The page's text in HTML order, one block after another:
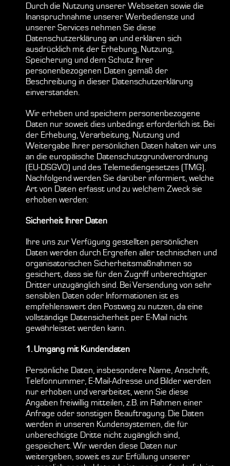
Durch die Nutzung unserer Webseiten sowie die
Inanspruchnahme unserer Werbedienste und
unserer Services nehmen Sie diese
Datenschutzerklärung an und erklären sich
ausdrücklich mit der Erhebung, Nutzung,
Speicherung und dem Schutz Ihrer
personenbezogenen Daten gemäß der
Beschreibung in dieser Datenschutzerklärung
einverstanden.
Wir erheben und speichern personenbezogene
Daten nur soweit dies unbedingt erforderlich ist. Bei
der Erhebung, Verarbeitung, Nutzung und
Weitergabe Ihrer persönlichen Daten halten wir uns
an die europäische Datenschutzgrundverordnung
(EU-DSGVO) und des Telemediengesetzes (TMG).
Nachfolgend werden Sie darüber informiert, welche
Art von Daten erfasst und zu welchem Zweck sie
erhoben werden:
Sicherheit Ihrer Daten
Ihre uns zur Verfügung gestellten persönlichen
Daten werden durch Ergreifen aller technischen und
organisatorischen Sicherheitsmaßnahmen so
gesichert, dass sie für den Zugriff unberechtigter
Dritter unzugänglich sind. Bei Versendung von sehr
sensiblen Daten oder Informationen ist es
empfehlenswert den Postweg zu nutzen, da eine
vollständige Datensicherheit per E-Mail nicht
gewährleistet werden kann.
1. Umgang mit Kundendaten
Persönliche Daten, insbesondere Name, Anschrift,
Telefonnummer, E-Mail-Adresse und Bilder werden
nur erhoben und verarbeitet, wenn Sie diese
Angaben freiwillig mitteilen, z.B. im Rahmen einer
Anfrage oder sonstigen Beauftragung. Die Daten
werden in unseren Kundensystemen, die für
unberechtigte Dritte nicht zugänglich sind,
gespeichert. Wir werden diese Daten nur
weitergeben, soweit es zur Erfüllung unserer